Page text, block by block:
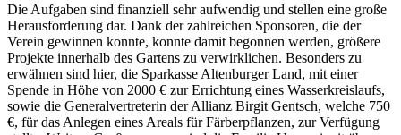
Die Aufgaben sind finanziell sehr aufwendig und stellen eine große
Herausforderung dar. Dank der zahlreichen Sponsoren, die der
Verein gewinnen konnte, konnte damit begonnen werden, größere
Projekte innerhalb des Gartens zu verwirklichen. Besonders zu
erwähnen sind hier, die Sparkasse Altenburger Land, mit einer
Spende in Höhe von 2000 € zur Errichtung eines Wasserkreislaufs,
sowie die Generalvertreterin der Allianz Birgit Gentsch, welche 750
€, für das Anlegen eines Areals für Färberpflanzen, zur Verfügung